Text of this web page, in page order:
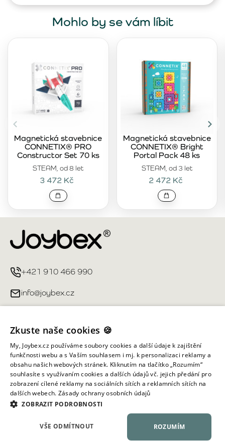
Mohlo by se vám líbit
STEAM, od 8 let
Magnetická stavebnice
CONNETIX® PRO
Constructor Set 70 ks
3 472 Kč
STEAM, od 3 let
Magnetická stavebnice
CONNETIX® Bright
Portal Pack 48 ks
2 472 Kč
+421 910 466 990
info@joybex.cz
Můj účet
Informace obchodu
Všechna práva vyhrazena ©
Zkuste naše cookies 🍪
My, Joybex.cz používáme soubory cookies a další údaje k zajištění
funkčnosti webu a s Vaším souhlasem i mj. k personalizaci reklamy a
obsahu našich webových stránek. Kliknutím na tlačítko „Rozumím“
souhlasíte s využívaním cookies a dalších údajů vč. jejich předání pro
zobrazení cílené reklamy na sociálních sítích a reklamních sítích na
dalších webech. Zásady ochrany osobních údajů
ZOBRAZIT PODROBNOSTI
ROZUMÍM
VŠE ODMÍTNOUT